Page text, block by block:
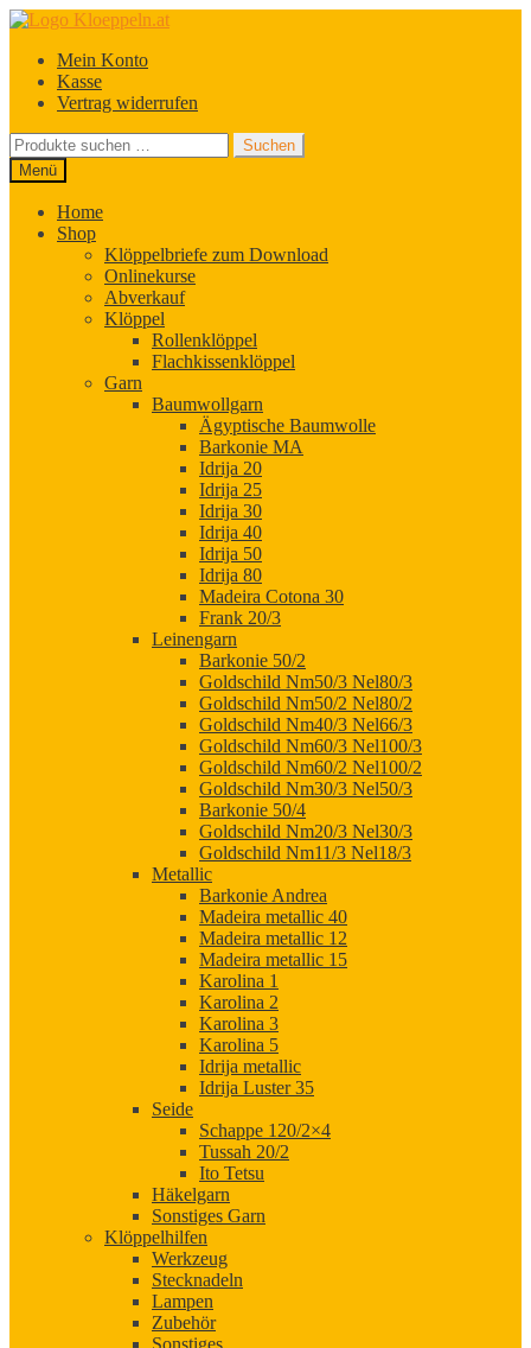
Zur
springen
Zum
springenMein Konto
Kasse
Vertrag widerrufen
Suchen
nach:
Suchen
Menü
Home
Shop
Klöppelbriefe zum Download
Onlinekurse
Abverkauf
Klöppel
Rollenklöppel
Flachkissenklöppel
Garn
Baumwollgarn
Ägyptische Baumwolle
Barkonie MA
Idrija 20
Idrija 25
Idrija 30
Idrija 40
Idrija 50
Idrija 80
Madeira Cotona 30
Frank 20/3
Leinengarn
Barkonie 50/2
Goldschild Nm50/3 Nel80/3
Goldschild Nm50/2 Nel80/2
Goldschild Nm40/3 Nel66/3
Goldschild Nm60/3 Nel100/3
Goldschild Nm60/2 Nel100/2
Goldschild Nm30/3 Nel50/3
Barkonie 50/4
Goldschild Nm20/3 Nel30/3
Goldschild Nm11/3 Nel18/3
Metallic
Barkonie Andrea
Madeira metallic 40
Madeira metallic 12
Madeira metallic 15
Karolina 1
Karolina 2
Karolina 3
Karolina 5
Idrija metallic
Idrija Luster 35
Seide
Schappe 120/2×4
Tussah 20/2
Ito Tetsu
Häkelgarn
Sonstiges Garn
Klöppelhilfen
Werkzeug
Stecknadeln
Lampen
Zubehör
Sonstiges